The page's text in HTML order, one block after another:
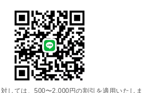
しては、500〜2,000円の割引を適用いたしま